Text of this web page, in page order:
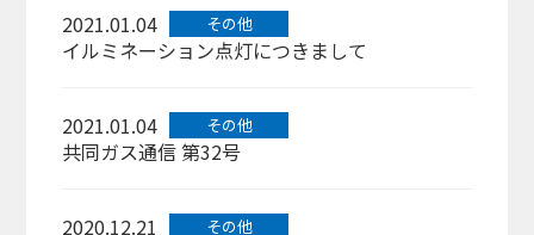
2021.01.04 その他
イルミネーション点灯につきまして
2021.01.04 その他
共同ガス通信 第32号
2020.12.21 その他